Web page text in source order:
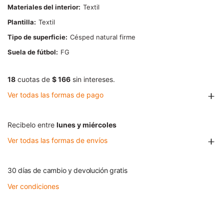
Materiales del interior Textil
Plantilla
Textil
Tipo de superficie Césped natural firme
Suela de fútbol
FG
18 cuotas de $ 166 sin intereses.
Ver todas las formas de pago
Recibelo entre lunes y miércoles
Ver todas las formas de envíos
30 días de cambio y devolución gratis
Ver condiciones